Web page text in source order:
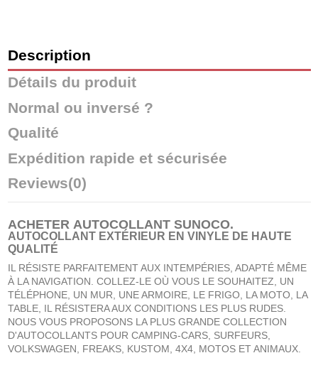
Description
Détails du produit
Normal ou inversé ?
Qualité
Expédition rapide et sécurisée
Reviews(0)
ACHETER AUTOCOLLANT SUNOCO.
AUTOCOLLANT EXTÉRIEUR EN VINYLE DE HAUTE
QUALITÉ
IL RÉSISTE PARFAITEMENT AUX INTEMPÉRIES, ADAPTÉ MÊME
À LA NAVIGATION. COLLEZ-LE OÙ VOUS LE SOUHAITEZ, UN
TÉLÉPHONE, UN MUR, UNE ARMOIRE, LE FRIGO, LA MOTO, LA
TABLE, IL RÉSISTERA AUX CONDITIONS LES PLUS RUDES.
NOUS VOUS PROPOSONS LA PLUS GRANDE COLLECTION
D'AUTOCOLLANTS POUR CAMPING-CARS, SURFEURS,
VOLKSWAGEN, FREAKS, KUSTOM, 4X4, MOTOS ET ANIMAUX.